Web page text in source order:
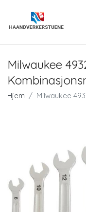
Milwaukee
Hjem Milwaukee